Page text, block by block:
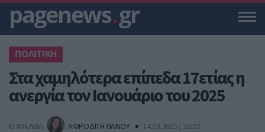
pagenews.gr
ΠΟΛΙΤΙΚΗ
Στα χαμηλότερα επίπεδα 17ετίας η
ανεργία τον Ιανουάριο του 2025
ΕΠΙΜΕΛΕΙΑ ΑΦΡΟΔΙΤΗ ΠΑΝΟΥ
14.03.2025 | 20:02